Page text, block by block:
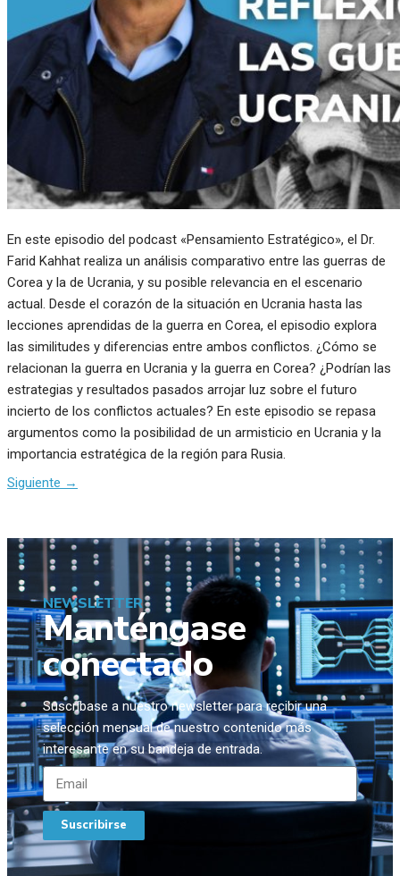
En este episodio del podcast «Pensamiento Estratégico», el Dr.
Farid Kahhat realiza un análisis comparativo entre las guerras de
Corea y la de Ucrania, y su posible relevancia en el escenario
actual. Desde el corazón de la situación en Ucrania hasta las
lecciones aprendidas de la guerra en Corea, el episodio explora
las similitudes y diferencias entre ambos conflictos. ¿Cómo se
relacionan la guerra en Ucrania y la guerra en Corea? ¿Podrían las
estrategias y resultados pasados arrojar luz sobre el futuro
incierto de los conflictos actuales? En este episodio se repasa
argumentos como la posibilidad de un armisticio en Ucrania y la
importancia estratégica de la región para Rusia.
Siguiente →
NEWSLETTER
Manténgase
conectado
Suscríbase a nuestro newsletter para recibir una
selección mensual de nuestro contenido más
interesante en su bandeja de entrada.
Suscribirse